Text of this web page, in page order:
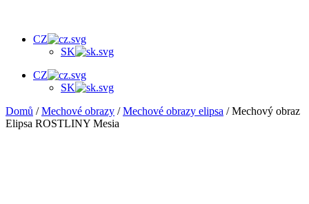
CZ
SK
CZ
SK
Domů /Mechové obrazy /Mechové obrazy elipsa / Mechový obraz
Elipsa ROSTLINY Mesia